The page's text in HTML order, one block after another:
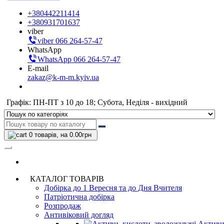
+380442211414
+380931701637
viber
viber 066 264-57-47
WhatsApp
WhatsApp 066 264-57-47
E-mail
zakaz@k-m-m.kyiv.ua
Графік: ПН-ПТ з 10 до 18; Субота, Неділя - вихідний
0 товарів, на 0.00грн
КАТАЛОГ ТОВАРІВ
Добірка до 1 Вересня та до Дня Вчителя
Патріотична добірка
Розпродаж
Антивіковий догляд